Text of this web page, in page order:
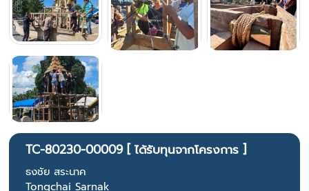
TC-80230-00009 [ ได้รับทุนจากโครงการ ]
ธงชัย สระนาค
Tongchai Sarnak